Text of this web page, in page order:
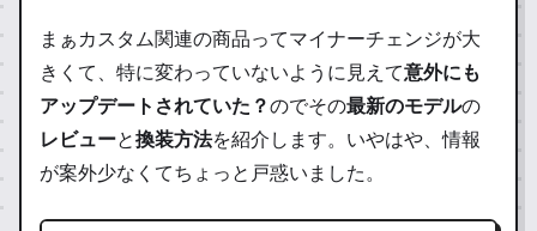
まぁカスタム関連の商品ってマイナーチェンジが大
きくて、特に変わっていないように見えて意外にも
アップデートされていた？のでその最新のモデルの
レビューと換装方法を紹介します。いやはや、情報
が案外少なくてちょっと戸惑いました。